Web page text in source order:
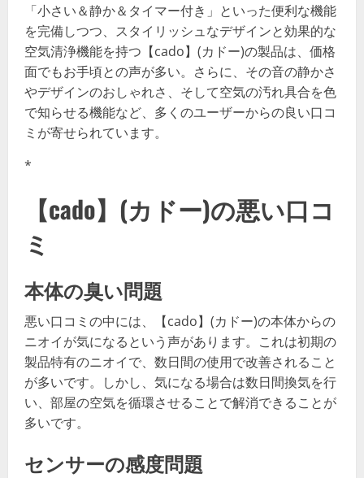
「小さい＆静か＆タイマー付き」といった便利な機能
を完備しつつ、スタイリッシュなデザインと効果的な
空気清浄機能を持つ【cado】(カドー)の製品は、価格
面でもお手頃との声が多い。さらに、その音の静かさ
やデザインのおしゃれさ、そして空気の汚れ具合を色
で知らせる機能など、多くのユーザーからの良い口コ
ミが寄せられています。
*
【cado】(カドー)の悪い口コ
ミ
本体の臭い問題
悪い口コミの中には、【cado】(カドー)の本体からの
ニオイが気になるという声があります。これは初期の
製品特有のニオイで、数日間の使用で改善されること
が多いです。しかし、気になる場合は数日間換気を行
い、部屋の空気を循環させることで解消できることが
多いです。
センサーの感度問題